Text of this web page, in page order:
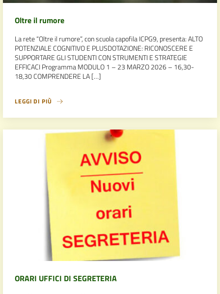
Oltre il rumore
La rete “Oltre il rumore”, con scuola capofila ICPG9, presenta: ALTO
POTENZIALE COGNITIVO E PLUSDOTAZIONE: RICONOSCERE E
SUPPORTARE GLI STUDENTI CON STRUMENTI E STRATEGIE
EFFICACI Programma MODULO 1 – 23 MARZO 2026 – 16,30-
18,30 COMPRENDERE LA […]
LEGGI DI PIÙ
ORARI UFFICI DI SEGRETERIA